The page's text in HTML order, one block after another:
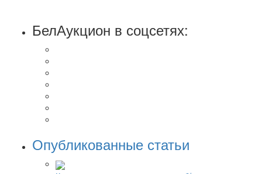
БелАукцион в соцсетях:
Опубликованные статьи